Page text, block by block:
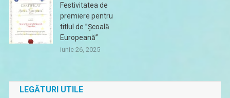
Festivitatea de
premiere pentru
titlul de ”Școală
Europeană”
iunie 26, 2025
LEGĂTURI UTILE